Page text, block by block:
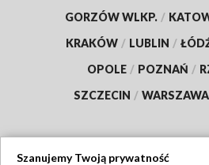
GORZÓW WLKP. /
KRAKÓW / LUBLIN /
OPOLE / POZNAŃ /
SZCZECIN / WARSZAWA
Szanujemy Twoją prywatność